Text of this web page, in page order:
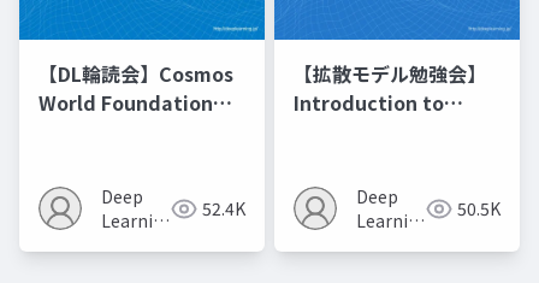
【DL輪読会】Cosmos
World Foundation
Deep
Learning
52.4K
【拡散モデル勉強会】
Introduction to
Deep
Learning
50.5K